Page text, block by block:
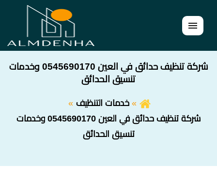
القائمة
شركة تنظيف حدائق في العين 0545690170 وخدمات
تنسيق الحدائق
خدمات التنظيف
شركة تنظيف حدائق في العين 0545690170 وخدمات
تنسيق الحدائق